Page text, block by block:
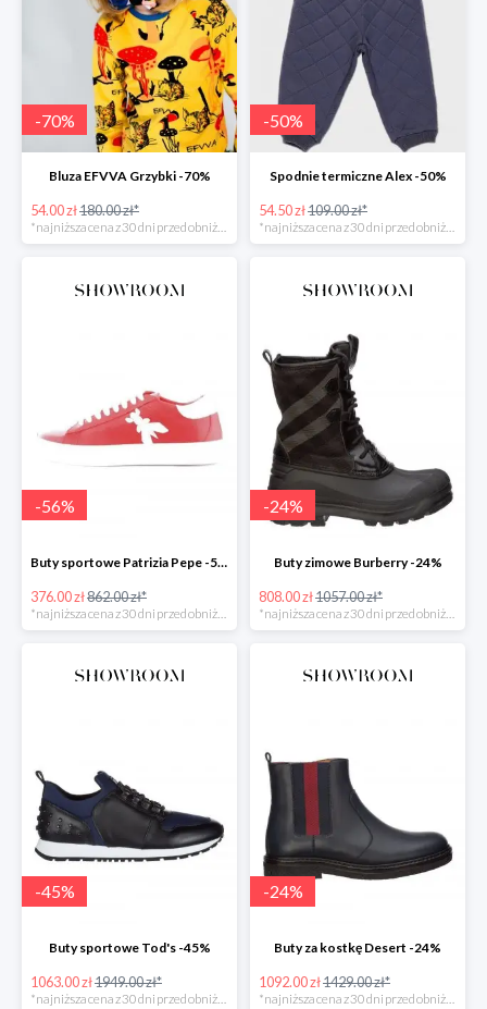
-70%
Bluza EFVVA Grzybki -70%
54.00 zł180.00 zł*
*najniższa cena z 30 dni przed obniżką
-50%
Spodnie termiczne Alex -50%
54.50 zł109.00 zł*
*najniższa cena z 30 dni przed obniżką
-56%
Buty sportowe Patrizia Pepe -56%
376.00 zł862.00 zł*
-24%
Buty zimowe Burberry -24%
808.00 zł1057.00 zł*
-45%
Buty sportowe Tod's -45%
1063.00 zł1949.00 zł*
*najniższa cena z 30 dni przed obniżką
-24%
Buty za kostkę Desert -24%
1092.00 zł1429.00 zł*
*najniższa cena z 30 dni przed obniżką